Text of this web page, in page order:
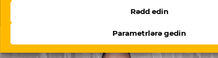
Rədd edin
Parametrlərə gedin
Beynəlxalq Valyuta Fondu: “Azərbaycan ərzaq
inflyasiyasında Rusiyadan yüksək dərəcədə asılıdır”